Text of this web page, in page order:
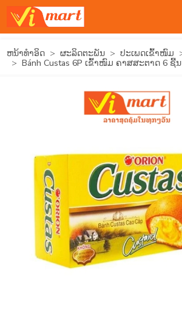
ຫນ້າທໍາອິດ ຜະລິດຕະພັນ ປະເພດເຂົ້າໜົມ
Bánh Custas 6P ເຂົ້າໜົມ ຄາສສະຕາດ 6 ຊີ້ນ